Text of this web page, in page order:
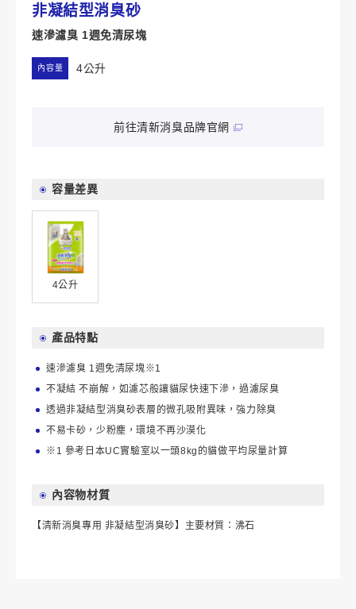
非凝結型消臭砂
速滲濾臭 1週免清尿塊
內容量 4公升
前往清新消臭品牌官網
容量差異
4公升
產品特點
速滲濾臭 1週免清尿塊※1
不凝結 不崩解，如濾芯般讓貓尿快速下滲，過濾尿臭
透過非凝結型消臭砂表層的微孔吸附異味，強力除臭
不易卡砂，少粉塵，環境不再沙漠化
※1 參考日本UC實驗室以一頭8kg的貓做平均尿量計算
內容物材質
【清新消臭專用 非凝結型消臭砂】主要材質：沸石